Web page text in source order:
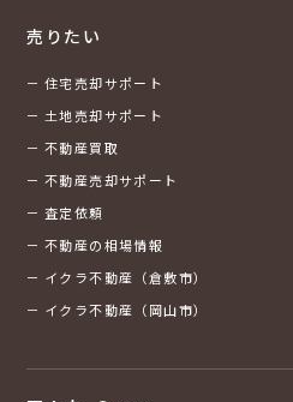
売りたい
住宅売却サポート
土地売却サポート
不動産買取
不動産売却サポート
査定依頼
不動産の相場情報
イクラ不動産（倉敷市）
イクラ不動産（岡山市）